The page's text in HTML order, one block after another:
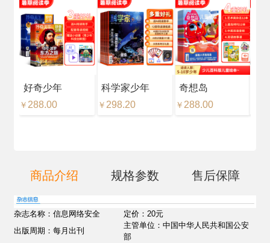
好奇少年
￥ 288.00
科学家少年
￥ 298.20
奇想岛
￥ 288.00
商品介绍 规格参数 售后保障
杂志名称：信息网络安全
定价：20元
出版周期：每月出刊
主管单位：中国中华人民共和国公安
部